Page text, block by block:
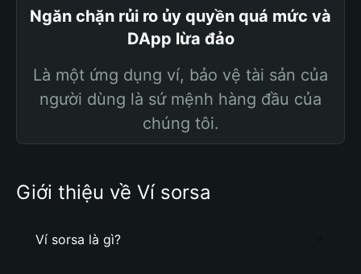
Ngăn chặn rủi ro ủy quyền quá mức và
DApp lừa đảo
Là một ứng dụng ví, bảo vệ tài sản của
người dùng là sứ mệnh hàng đầu của
chúng tôi.
Giới thiệu về Ví sorsa
Ví sorsa là gì?